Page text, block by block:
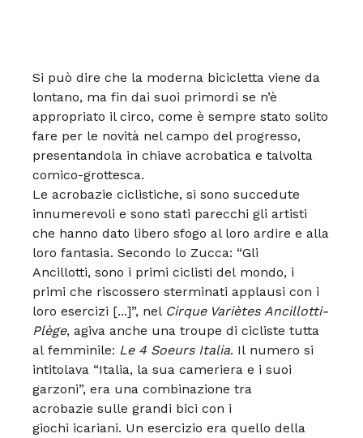
Si può dire che la moderna bicicletta viene da
lontano, ma fin dai suoi primordi se n’è
appropriato il circo, come è sempre stato solito
fare per le novità nel campo del progresso,
presentandola in chiave acrobatica e talvolta
comico-grottesca.
Le acrobazie ciclistiche, si sono succedute
innumerevoli e sono stati parecchi gli artisti
che hanno dato libero sfogo al loro ardire e alla
loro fantasia. Secondo lo Zucca: “Gli
Ancillotti, sono i primi ciclisti del mondo, i
primi che riscossero sterminati applausi con i
loro esercizi [...]”, nel Cirque Variètes Ancillotti-
Plège, agiva anche una troupe di cicliste tutta
al femminile: Le 4 Soeurs Italia. Il numero si
intitolava “Italia, la sua cameriera e i suoi
garzoni”, era una combinazione tra
acrobazie sulle grandi bici con i
giochi icariani. Un esercizio era quello della